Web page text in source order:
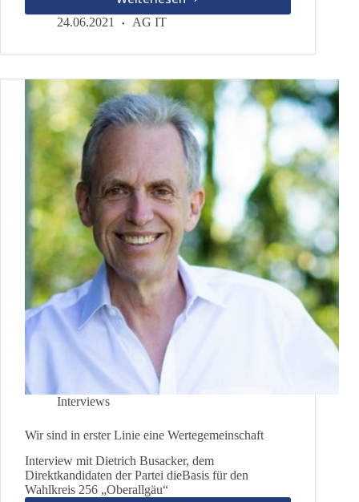
Online-
Vortrag
07.
2021
24.06.2021 AG IT
Interviews
Wir sind in erster Linie eine Wertegemeinschaft
Interview mit Dietrich Busacker, dem
Direktkandidaten der Partei dieBasis für den
Wahlkreis 256 „Oberallgäu“